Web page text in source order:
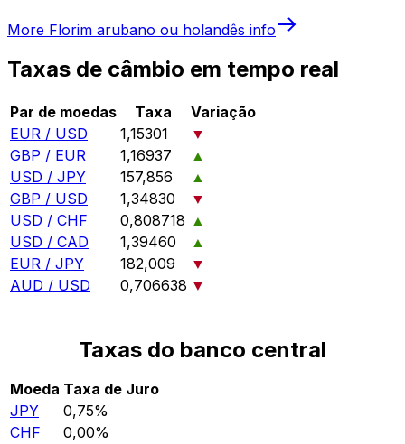
More Florim arubano ou holandês info
Taxas de câmbio em tempo real
Par de moedas Taxa
Variação
EUR / USD
1,15301
▼
GBP / EUR
1,16937
▲
USD / JPY
157,856
▲
GBP / USD
1,34830
▼
USD / CHF
0,808718 ▲
USD / CAD
1,39460
▲
EUR / JPY
182,009
▼
AUD / USD
0,706638 ▼
Taxas do banco central
Moeda Taxa de Juro
JPY
0,75%
CHF
0,00%